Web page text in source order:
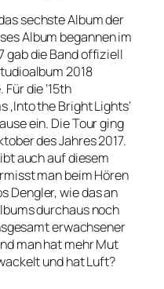
sechste Album der
Album begannen im
gab die Band offiziell
2018
die ’15th
‚Into the Bright Lights‘
ein. Die Tour ging
des Jahres 2017.
auch auf diesem
man beim Hören
Dengler, wie das an
durchaus noch
erwachsener
man hat mehr Mut
und hat Luft?